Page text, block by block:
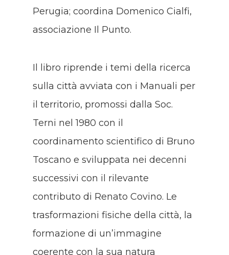
Perugia; coordina Domenico Cialfi,
associazione Il Punto.
Il libro riprende i temi della ricerca
sulla città avviata con i Manuali per
il territorio, promossi dalla Soc.
Terni nel 1980 con il
coordinamento scientifico di Bruno
Toscano e sviluppata nei decenni
successivi con il rilevante
contributo di Renato Covino. Le
trasformazioni fisiche della città, la
formazione di un’immagine
coerente con la sua natura